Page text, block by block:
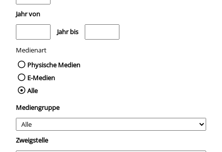
Jahr von
Medien anzeigen, die nach dem Jahr veröffentlicht wurden
Jahr bis
Medienart
Physische Medien
E-Medien
Alle
Mediengruppe
Zweigstelle